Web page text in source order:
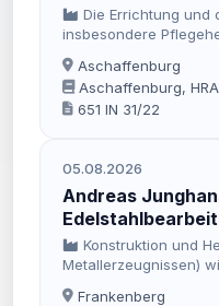
Die Errichtung und
insbesondere
Wohnimmobilien, der
von Liegenschaften,
grundstücksähnlichen
Beratungsleistungen,
verbunden mit der
grundlegender, mit
die Verwaltung, der
Aschaffenburg
Aschaffenburg,
651 IN 31/22
05.08.2026
Andreas
Konstruktion und
Metallerzeugnissen)
das
Frankenberg